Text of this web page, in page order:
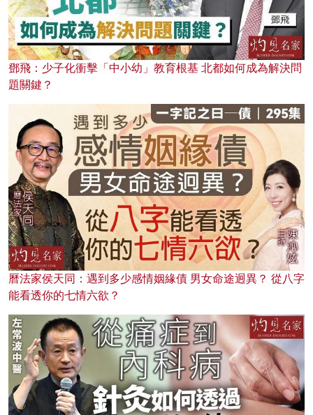
鄧飛：少子化衝擊「中小幼」教育根基 北都如何成為解決問
題關鍵？
曆法家侯天同：遇到多少感情姻緣債 男女命途迥異？ 從八字
能看透你的七情六欲？